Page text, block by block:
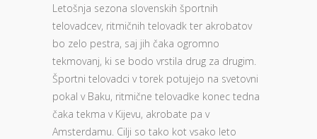
Letošnja sezona slovenskih športnih
telovadcev, ritmičnih telovadk ter akrobatov
bo zelo pestra, saj jih čaka ogromno
tekmovanj, ki se bodo vrstila drug za drugim.
Športni telovadci v torek potujejo na svetovni
pokal v Baku, ritmične telovadke konec tedna
čaka tekma v Kijevu, akrobate pa v
Amsterdamu. Cilji so tako kot vsako leto